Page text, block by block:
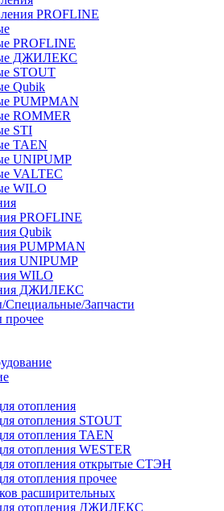
PROFLINE
PROFLINE
ДЖИЛЕКС
STOUT
Qubik
PUMPMAN
ROMMER
STI
TAEN
UNIPUMP
VALTEC
WILO
PROFLINE
Qubik
PUMPMAN
UNIPUMP
WILO
ДЖИЛЕКС
Запчасти
отопления
отопления STOUT
отопления TAEN
отопления WESTER
отопления открытые СТЭН
отопления прочее
расширительных
отопления ДЖИЛЕКС